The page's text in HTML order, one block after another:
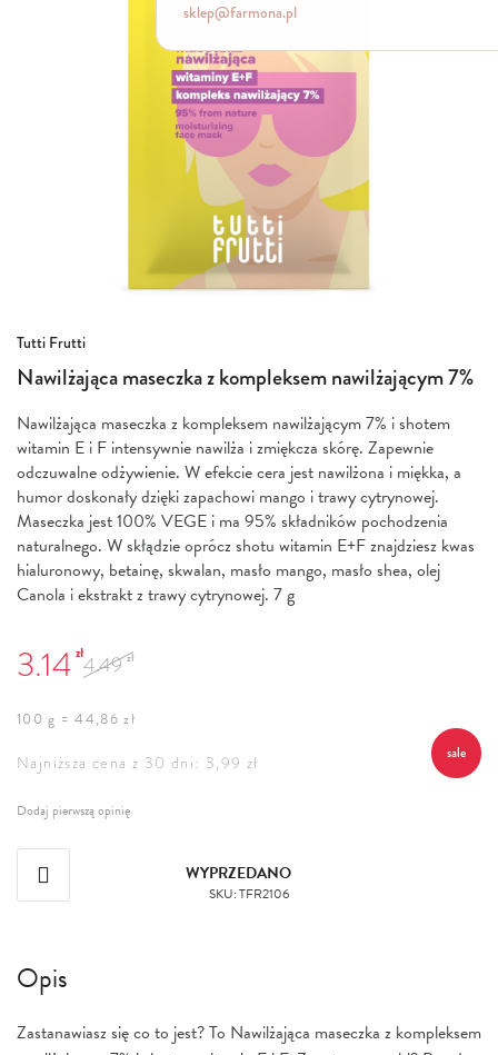
sklep@farmona.pl
Tutti Frutti
Nawilżająca maseczka z kompleksem nawilżającym 7%
Nawilżająca maseczka z kompleksem nawilżającym 7% i shotem
witamin E i F intensywnie nawilża i zmiękcza skórę. Zapewnie
odczuwalne odżywienie. W efekcie cera jest nawilżona i miękka, a
humor doskonały dzięki zapachowi mango i trawy cytrynowej.
Maseczka jest 100% VEGE i ma 95% składników pochodzenia
naturalnego. W skłądzie oprócz shotu witamin E+F znajdziesz kwas
hialuronowy, betainę, skwalan, masło mango, masło shea, olej
Canola i ekstrakt z trawy cytrynowej. 7 g
3.14 zł4.49 zł
100 g = 44,86 zł
Najniższa cena z 30 dni: 3,99 zł sale
Dodaj pierwszą opinię
WYPRZEDANO
SKU:TFR2106
Przejdź
na
początek
Opis
Zastanawiasz się co to jest? To Nawilżająca maseczka z kompleksem